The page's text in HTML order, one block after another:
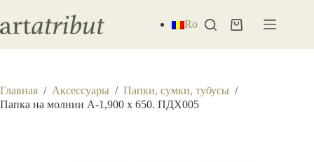
сути
Ro Корзина
Главная / Аксессуары / Папки, сумки, тубусы /
Папка на молнии А-1,900 х 650. ПДХ005